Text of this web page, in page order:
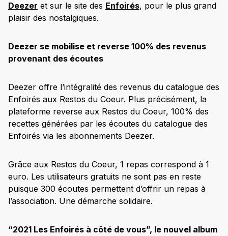
Deezer et sur le site des Enfoirés, pour le plus grand
plaisir des nostalgiques.
Deezer se mobilise et reverse 100% des revenus
provenant des écoutes
Deezer offre l’intégralité des revenus du catalogue des
Enfoirés aux Restos du Coeur. Plus précisément, la
plateforme reverse aux Restos du Coeur, 100% des
recettes générées par les écoutes du catalogue des
Enfoirés via les abonnements Deezer.
Grâce aux Restos du Coeur, 1 repas correspond à 1
euro. Les utilisateurs gratuits ne sont pas en reste
puisque 300 écoutes permettent d’offrir un repas à
l’association. Une démarche solidaire.
“2021 Les Enfoirés à côté de vous”, le nouvel album